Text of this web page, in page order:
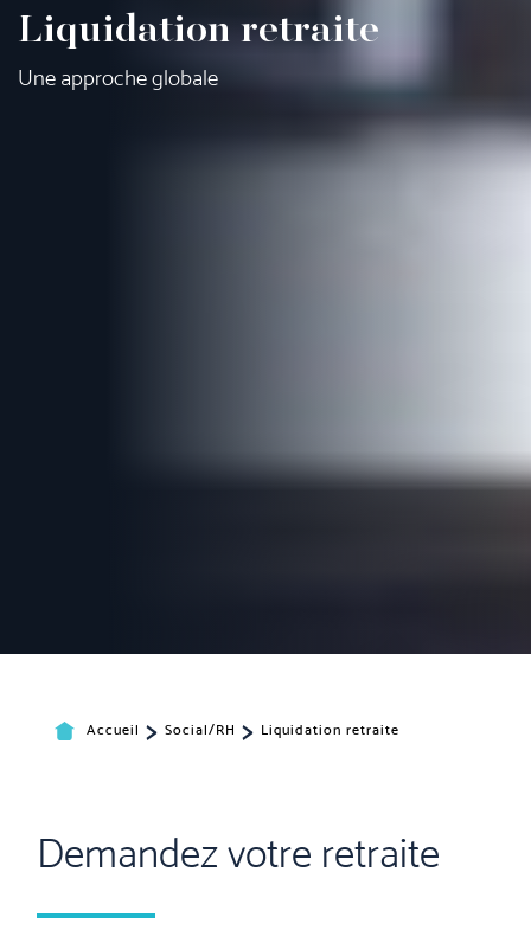
Liquidation retraite
Une approche globale
Accueil > Social/RH > Liquidation retraite
Demandez votre retraite